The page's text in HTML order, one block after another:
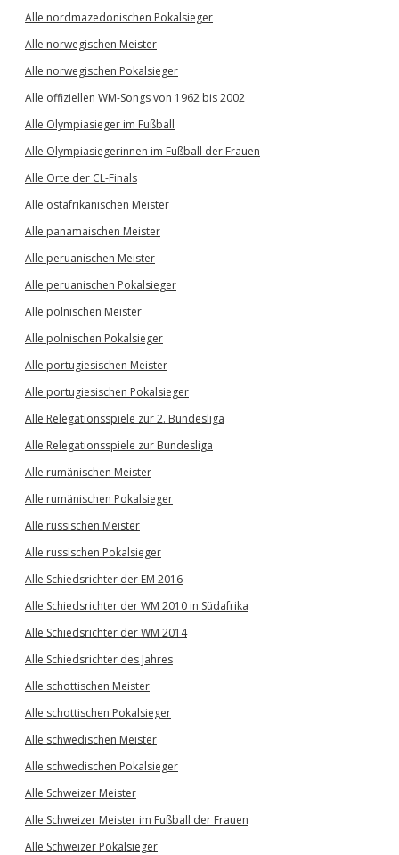
Alle nordmazedonischen Pokalsieger
Alle norwegischen Meister
Alle norwegischen Pokalsieger
Alle offiziellen WM-Songs von 1962 bis 2002
Alle Olympiasieger im Fußball
Alle Olympiasiegerinnen im Fußball der Frauen
Alle Orte der CL-Finals
Alle ostafrikanischen Meister
Alle panamaischen Meister
Alle peruanischen Meister
Alle peruanischen Pokalsieger
Alle polnischen Meister
Alle polnischen Pokalsieger
Alle portugiesischen Meister
Alle portugiesischen Pokalsieger
Alle Relegationsspiele zur 2. Bundesliga
Alle Relegationsspiele zur Bundesliga
Alle rumänischen Meister
Alle rumänischen Pokalsieger
Alle russischen Meister
Alle russischen Pokalsieger
Alle Schiedsrichter der EM 2016
Alle Schiedsrichter der WM 2010 in Südafrika
Alle Schiedsrichter der WM 2014
Alle Schiedsrichter des Jahres
Alle schottischen Meister
Alle schottischen Pokalsieger
Alle schwedischen Meister
Alle schwedischen Pokalsieger
Alle Schweizer Meister
Alle Schweizer Meister im Fußball der Frauen
Alle Schweizer Pokalsieger